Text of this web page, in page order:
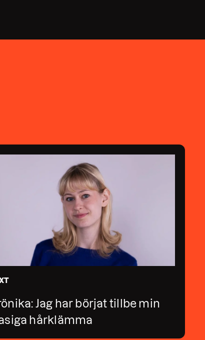
Jag har börjat tillbe min
hårklämma